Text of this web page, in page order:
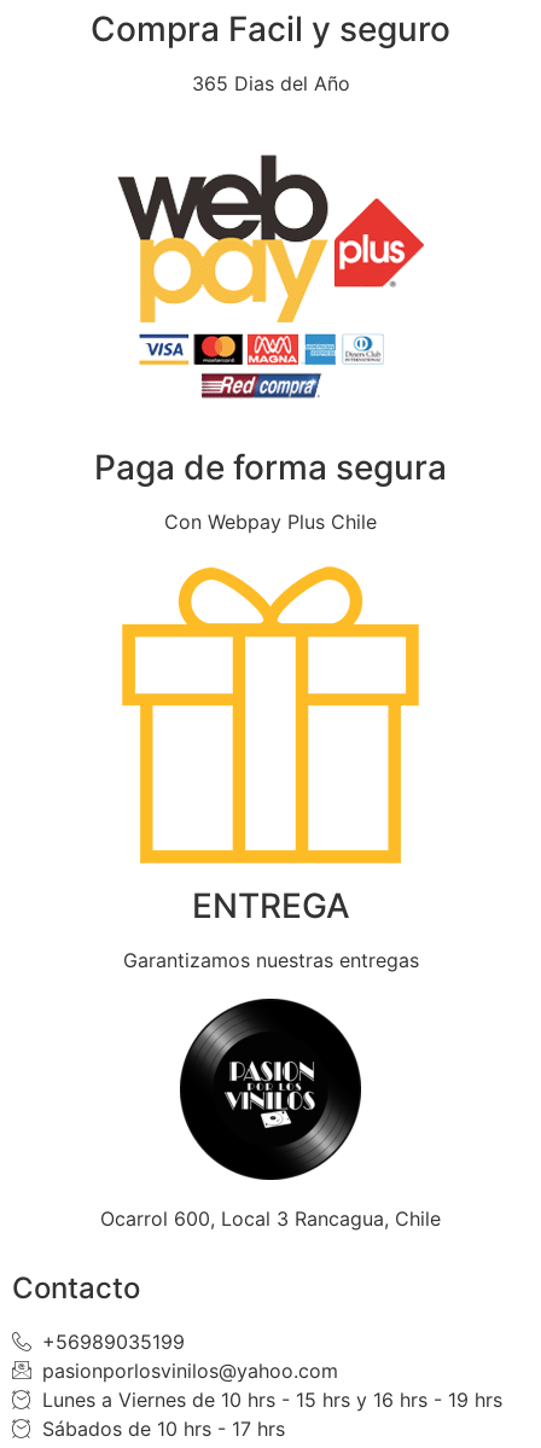
Compra Facil y seguro
365 Dias del Año
Paga de forma segura
Con Webpay Plus Chile
ENTREGA
Garantizamos nuestras entregas
Ocarrol 600, Local 3 Rancagua, Chile
Contacto
+56989035199
pasionporlosvinilos@yahoo.com
Lunes a Viernes de 10 hrs - 15 hrs y 16 hrs - 19 hrs
Sábados de 10 hrs - 17 hrs